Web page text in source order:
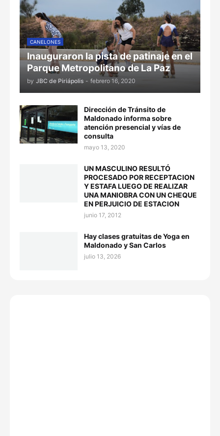
CANELONES
Inauguraron la pista de patinaje en el
Parque Metropolitano de La Paz
by JBC de Piriápolis - febrero 16, 2020
Dirección de Tránsito de
Maldonado informa sobre
atención presencial y vías de
consulta
mayo 13, 2020
UN MASCULINO RESULTÓ
PROCESADO POR RECEPTACION
Y ESTAFA LUEGO DE REALIZAR
UNA MANIOBRA CON UN CHEQUE
EN PERJUICIO DE ESTACION
junio 17, 2012
Hay clases gratuitas de Yoga en
Maldonado y San Carlos
julio 13, 2026